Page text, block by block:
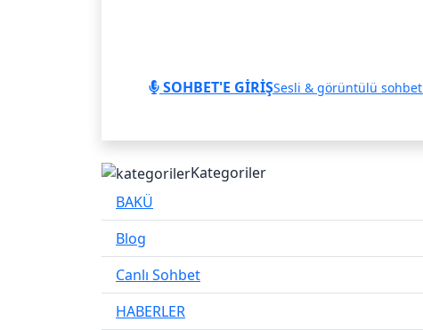
SOHBET'E GİRİŞSesli & görüntülü sohbet
Kategoriler
BAKÜ
Blog
Canlı Sohbet
HABERLER